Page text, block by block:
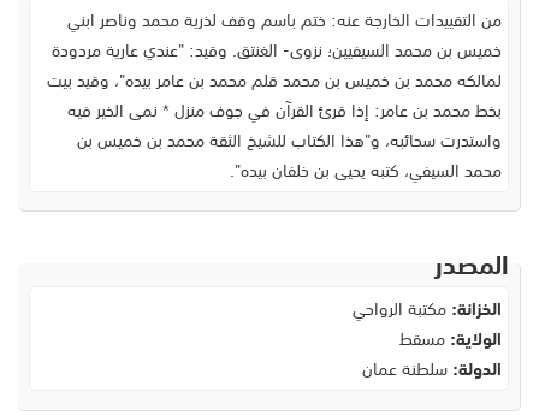
من التقييدات الخارجة عنه: ختم باسم وقف لذرية محمد وناصر ابني
خميس بن محمد السيفيين؛ نزوى- الغنتق. وقيد: "عندي عارية مردودة
لمالكه محمد بن خميس بن محمد قلم محمد بن عامر بيده"، وقيد بيت
بخط محمد بن عامر: إذا قرئ القرآن في جوف منزل * نمى الخير فيه
واستدرت سحائبه، و"هذا الكتاب للشيخ الثقة محمد بن خميس بن
محمد السيفي، كتبه يحيى بن خلفان بيده".
المصدر
الخزانة:مكتبة الرواحي
الولاية:مسقط
الدولة:سلطنة عمان